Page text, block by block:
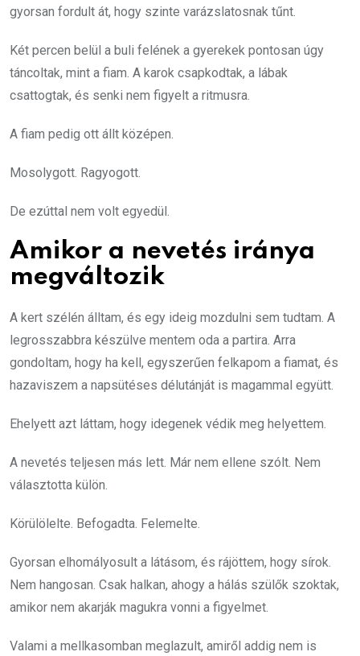
gyorsan fordult át, hogy szinte varázslatosnak tűnt.
Két percen belül a buli felének a gyerekek pontosan úgy
táncoltak, mint a fiam. A karok csapkodtak, a lábak
csattogtak, és senki nem figyelt a ritmusra.
A fiam pedig ott állt középen.
Mosolygott. Ragyogott.
De ezúttal nem volt egyedül.
Amikor a nevetés iránya
megváltozik
A kert szélén álltam, és egy ideig mozdulni sem tudtam. A
legrosszabbra készülve mentem oda a partira. Arra
gondoltam, hogy ha kell, egyszerűen felkapom a fiamat, és
hazaviszem a napsütéses délutánját is magammal együtt.
Ehelyett azt láttam, hogy idegenek védik meg helyettem.
A nevetés teljesen más lett. Már nem ellene szólt. Nem
választotta külön.
Körülölelte. Befogadta. Felemelte.
Gyorsan elhomályosult a látásom, és rájöttem, hogy sírok.
Nem hangosan. Csak halkan, ahogy a hálás szülők szoktak,
amikor nem akarják magukra vonni a figyelmet.
Valami a mellkasomban meglazult, amiről addig nem is